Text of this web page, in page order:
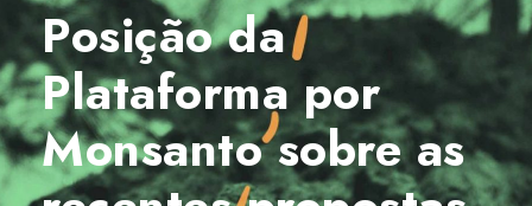
Posição da
Plataforma por
Monsanto sobre as